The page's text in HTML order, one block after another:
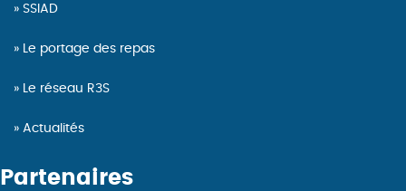
SSIAD
Le portage des repas
Le réseau R3S
Actualités
Partenaires